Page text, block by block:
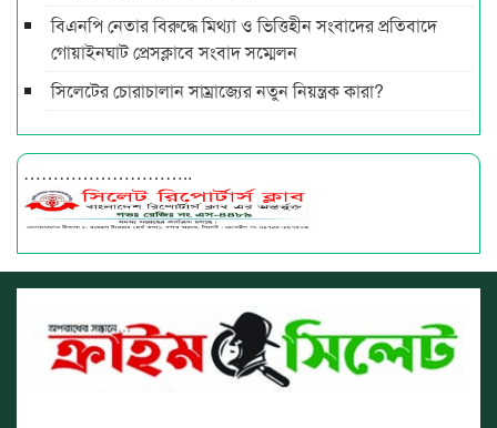
বিএনপি নেতার বিরুদ্ধে মিথ্যা ও ভিত্তিহীন সংবাদের প্রতিবাদে
গোয়াইনঘাট প্রেসক্লাবে সংবাদ সম্মেলন
সিলেটের চোরাচালান সাম্রাজ্যের নতুন নিয়ন্ত্রক কারা?
………………………..